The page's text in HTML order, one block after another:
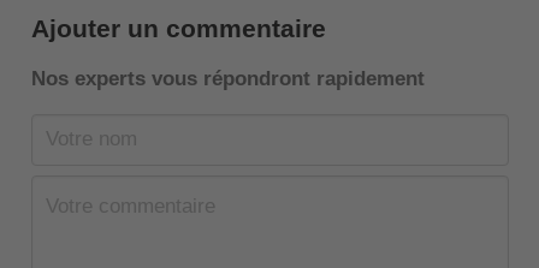
Ajouter un commentaire
Nos experts vous répondront rapidement